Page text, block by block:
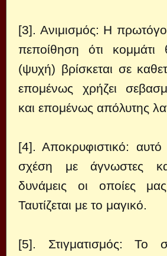
[3]. Ανιμισμός: Η
πεποίθηση ότι κομμάτι
(ψυχή) βρίσκεται σε
επομένως χρήζει
και επομένως απόλυτης
[4]. Αποκρυφιστικό: αυτό
σχέση με άγνωστες
δυνάμεις οι οποίες
Ταυτίζεται με το μαγικό.
[5]. Στιγματισμός: Το